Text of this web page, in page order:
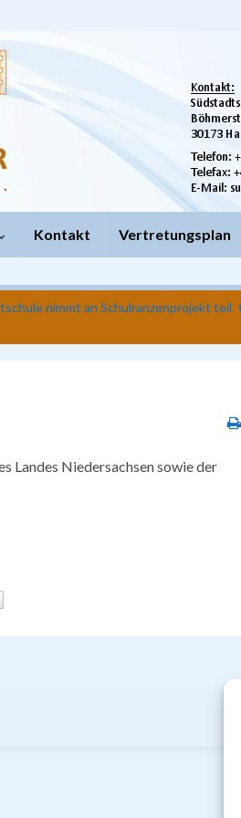
Kontakt Vertretungsplan
nimmt an Schulranzenprojekt teil
Landes Niedersachsen sowie der